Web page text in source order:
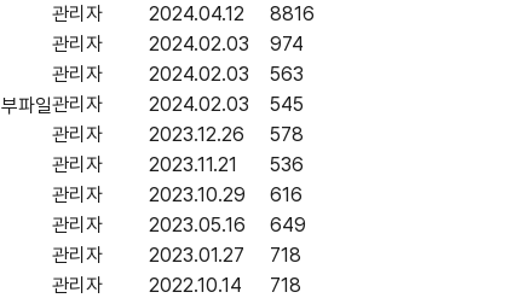
관리자 2024.04.12
8816
관리자 2024.02.03
974
관리자 2024.02.03
563
관리자 2024.02.03
545
관리자 2023.12.26
578
관리자 2023.11.21
536
관리자 2023.10.29
616
관리자 2023.05.16
649
관리자 2023.01.27
718
관리자 2022.10.14
718